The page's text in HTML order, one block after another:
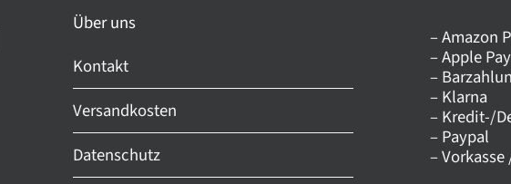
Über uns
Kontakt
Versandkosten
Datenschutz
– Amazon
– Apple Pay
–
– Klarna
– Kredit-/
– Paypal
–